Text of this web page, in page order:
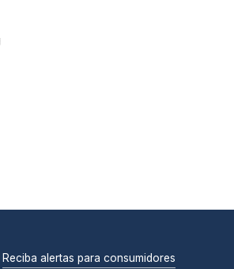
Reciba alertas para consumidores